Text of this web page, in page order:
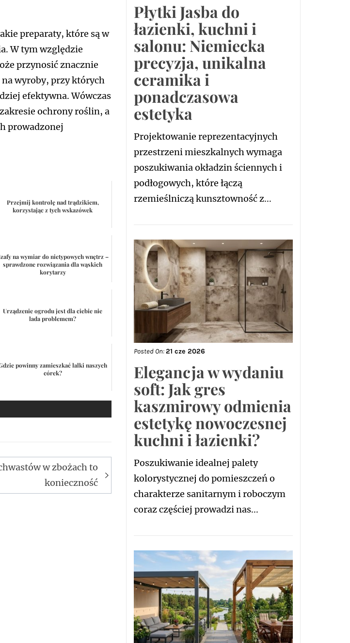
preparaty, które są w
W tym względzie
przynosić znacznie
wyroby, przy których
efektywna. Wówczas
ochrony roślin, a
prowadzonej
Przejmij kontrolę nad trądzikiem,
korzystając z tych wskazówek
na wymiar do nietypowych wnętrz –
sprawdzone rozwiązania dla wąskich
korytarzy
Urządzenie ogrodu jest dla ciebie nie
lada problemem?
powinny zamieszkać lalki naszych
córek?
w zbożach to
konieczność
Płytki Jasba do
łazienki, kuchni i
salonu: Niemiecka
precyzja, unikalna
ceramika i
ponadczasowa
estetyka
Projektowanie reprezentacyjnych
przestrzeni mieszkalnych wymaga
poszukiwania okładzin ściennych i
podłogowych, które łączą
rzemieślniczą kunsztowność z...
Posted On:21 cze 2026
Elegancja w wydaniu
soft: Jak gres
kaszmirowy odmienia
estetykę nowoczesnej
kuchni i łazienki?
Poszukiwanie idealnej palety
kolorystycznej do pomieszczeń o
charakterze sanitarnym i roboczym
coraz częściej prowadzi nas...